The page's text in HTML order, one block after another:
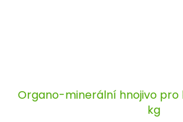
Organo-minerální hnojivo pro
kg